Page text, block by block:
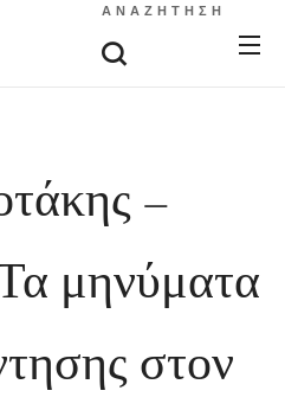
ΑΝΑΖΉΤΗΣΗ
–
μηνύματα
στον